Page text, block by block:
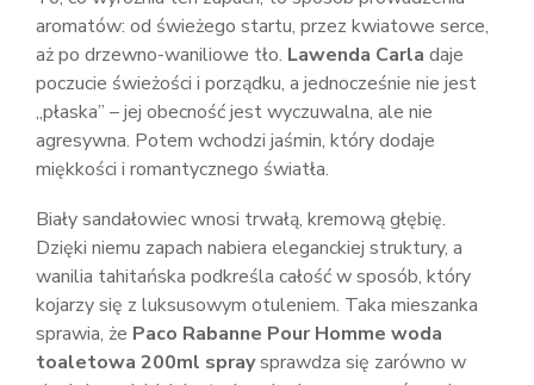
aromatów: od świeżego startu, przez kwiatowe serce,
aż po drzewno-waniliowe tło. Lawenda Carla daje
poczucie świeżości i porządku, a jednocześnie nie jest
„płaska” – jej obecność jest wyczuwalna, ale nie
agresywna. Potem wchodzi jaśmin, który dodaje
miękkości i romantycznego światła.
Biały sandałowiec wnosi trwałą, kremową głębię.
Dzięki niemu zapach nabiera eleganckiej struktury, a
wanilia tahitańska podkreśla całość w sposób, który
kojarzy się z luksusowym otuleniem. Taka mieszanka
sprawia, że Paco Rabanne Pour Homme woda
toaletowa 200ml spraysprawdza się zarówno w